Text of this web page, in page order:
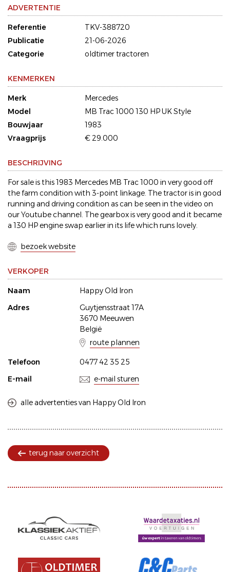
ADVERTENTIE
Referentie
TKV-388720
Publicatie
21-06-2026
Categorie
oldtimer tractoren
KENMERKEN
Merk
Mercedes
Model
MB Trac 1000 130 HP UK Style
Bouwjaar
1983
Vraagprijs
€ 29.000
BESCHRIJVING
For sale is this 1983 Mercedes MB Trac 1000 in very good off
the farm condition with 3-point linkage. The tractor is in good
running and driving condition as can be seen in the video on
our Youtube channel. The gearbox is very good and it became
a 130 HP engine swap earlier in its life which runs lovely.
bezoek website
VERKOPER
Naam
Happy Old Iron
Adres
Guytjensstraat 17A
3670 Meeuwen
België
route plannen
Telefoon
0477 42 35 25
E-mail
e-mail sturen
alle advertenties van Happy Old Iron
terug naar overzicht